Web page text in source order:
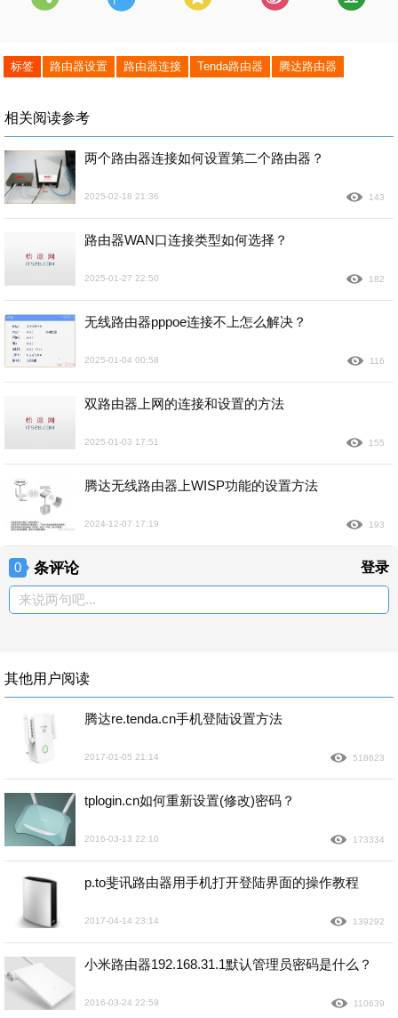
标签 路由器设置 路由器连接 Tenda路由器 腾达路由器
相关阅读参考
两个路由器连接如何设置第二个路由器？
2025-02-18 21:36 143
路由器WAN口连接类型如何选择？
2025-01-27 22:50 182
无线路由器pppoe连接不上怎么解决？
2025-01-04 00:58 116
双路由器上网的连接和设置的方法
2025-01-03 17:51 155
腾达无线路由器上WISP功能的设置方法
2024-12-07 17:19 193
0 条评论 登录
来说两句吧...
其他用户阅读
腾达re.tenda.cn手机登陆设置方法
2017-01-05 21:14 518623
tplogin.cn如何重新设置(修改)密码？
2016-03-13 22:10 173334
p.to斐讯路由器用手机打开登陆界面的操作教程
2017-04-14 23:14 139292
小米路由器192.168.31.1默认管理员密码是什么？
2016-03-24 22:59 110639